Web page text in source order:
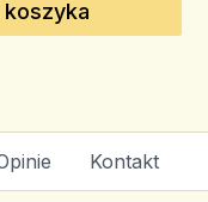
koszyka
Kontakt